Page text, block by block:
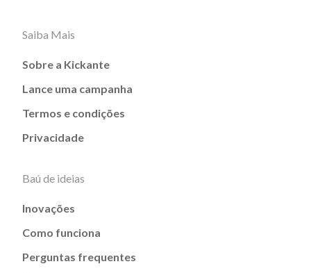
Saiba Mais
Sobre a Kickante
Lance uma campanha
Termos e condições
Privacidade
Baú de ideias
Inovações
Como funciona
Perguntas frequentes